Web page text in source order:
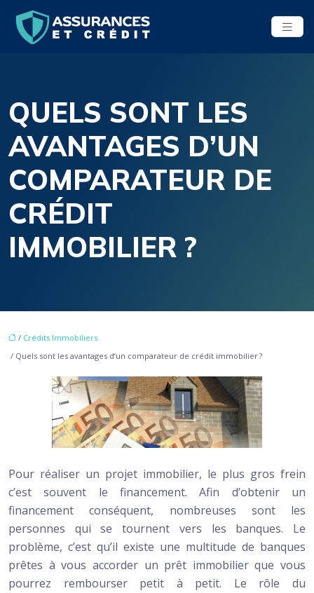
QUELS SONT LES
AVANTAGES D’UN
COMPARATEUR DE
CRÉDIT
IMMOBILIER ?
/ Crédits Immobiliers
/ Quels sont les avantages d’un comparateur de crédit immobilier ?
Pour réaliser un projet immobilier, le plus gros frein
c’est souvent le financement. Afin d’obtenir un
financement conséquent, nombreuses sont les
personnes qui se tournent vers les banques. Le
problème, c’est qu’il existe une multitude de banques
prêtes à vous accorder un prêt immobilier que vous
pourrez rembourser petit à petit. Le rôle du